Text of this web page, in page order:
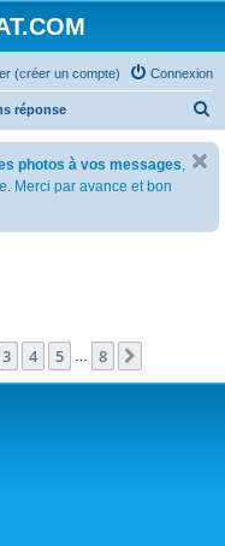
Connexion
(créer un compte)
réponse
e
photos à vos messages,
Merci par avance et bon
8
3 4 5 8